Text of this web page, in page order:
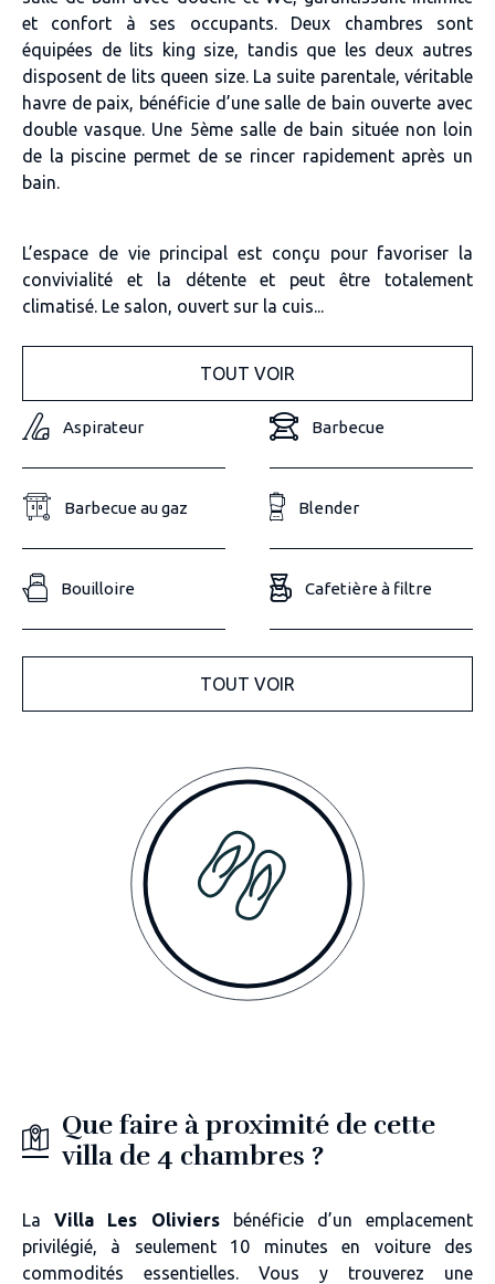
et confort à ses occupants. Deux chambres sont
équipées de lits king size, tandis que les deux autres
disposent de lits queen size. La suite parentale, véritable
havre de paix, bénéficie d’une salle de bain ouverte avec
double vasque. Une 5ème salle de bain située non loin
de la piscine permet de se rincer rapidement après un
bain.
L’espace de vie principal est conçu pour favoriser la
convivialité et la détente et peut être totalement
climatisé. Le salon, ouvert sur la cuis...
TOUT VOIR
Aspirateur Barbecue
Barbecue au gaz Blender
Bouilloire Cafetière à filtre
TOUT VOIR
Que faire à proximité de cette
villa de 4 chambres ?
LaVilla Les Oliviers
bénéficie d’un emplacement
privilégié, à seulement 10 minutes en voiture des
commodités essentielles. Vous y trouverez une